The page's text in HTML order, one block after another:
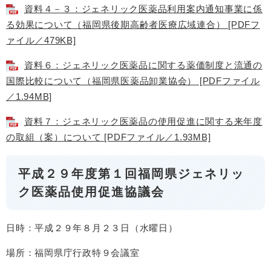
資料４－３：ジェネリック医薬品利用案内通知事業に係
る効果について（福岡県後期高齢者医療広域連合） [PDFフ
ァイル／479KB]
資料６：ジェネリック医薬品に関する薬価制度と流通の
国際比較について（福岡県医薬品卸業協会） [PDFファイル
／1.94MB]
資料７：ジェネリック医薬品の使用促進に関する来年度
の取組（案）について [PDFファイル／1.93MB]
平成２９年度第１回福岡県ジェネリッ
ク医薬品使用促進協議会
日時：平成２９年８月２３日（水曜日）
場所：福岡県庁行政特９会議室